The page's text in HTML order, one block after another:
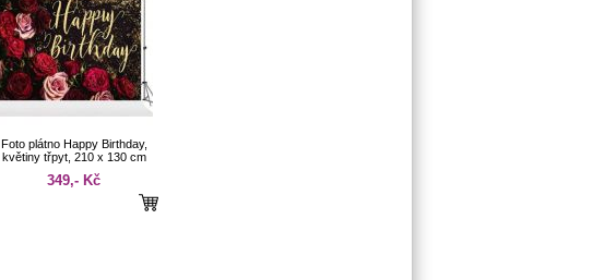
Foto plátno Happy Birthday,
květiny třpyt, 210 x 130 cm
349,- Kč